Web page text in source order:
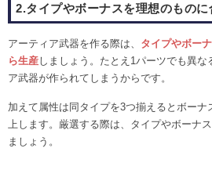
2.タイプやボーナスを理想のものに
アーティア武器を作る際は、 タイプやボー
ら生産しましょう。たとえ1パーツでも異
ア武器が作られてしまうからです。
加えて属性は同タイプを3つ揃えるとボーナ
上します。厳選する際は、タイプやボーナ
ましょう。